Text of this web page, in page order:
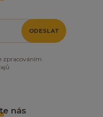
ODESLAT
zpracováním
nás